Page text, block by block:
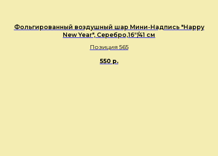
Фольгированный воздушный шар Мини-Надпись "Happy
New Year", Серебро,16''/41 см
Позиция 565
550 р.